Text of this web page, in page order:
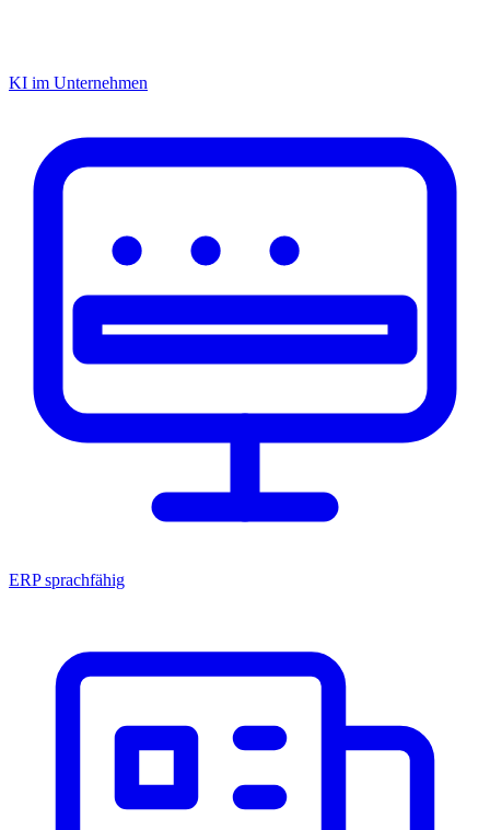
KI im Unternehmen
ERP sprachfähig